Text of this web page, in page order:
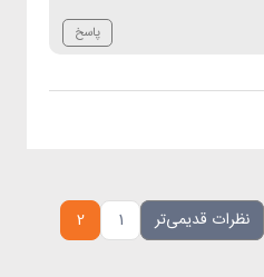
پاسخ
نظرات قدیمی‌تر 1
2